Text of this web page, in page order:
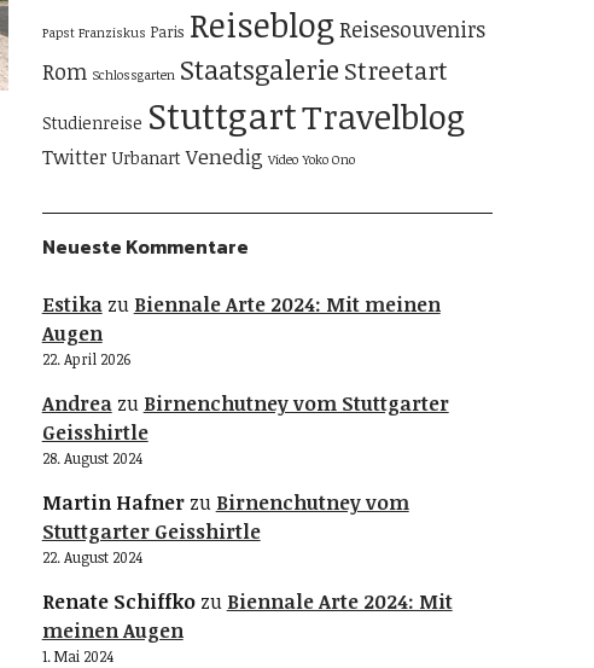
Papst Franziskus Paris Reiseblog Reisesouvenirs
Rom Schlossgarten Staatsgalerie Streetart
Studienreise StuttgartTravelblog
Twitter Urbanart Venedig Video Yoko Ono
Neueste Kommentare
Estikazu Biennale Arte 2024: Mit meinen
Augen
22. April 2026
Andreazu Birnenchutney vom Stuttgarter
Geisshirtle
28. August 2024
Martin Hafnerzu Birnenchutney vom
Stuttgarter Geisshirtle
22. August 2024
Renate Schiffkozu Biennale Arte 2024: Mit
meinen Augen
1. Mai 2024